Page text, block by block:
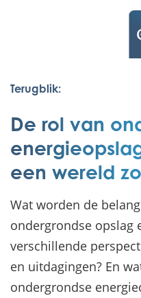
Terugblik:
De rol van
een wereld
Wat worden de
ondergrondse opslag
verschillende
en uitdagingen? En
ondergrondse